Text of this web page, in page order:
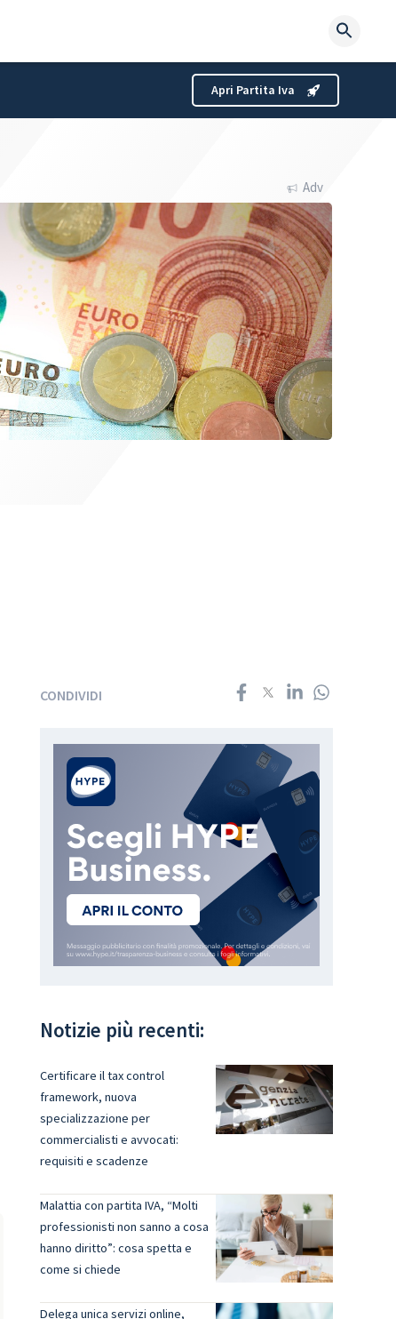
Apri Partita Iva
Adv
CONDIVIDI
Notizie più recenti:
Certificare il tax control
framework, nuova
specializzazione per
commercialisti e avvocati:
requisiti e scadenze
Malattia con partita IVA, “Molti
professionisti non sanno a cosa
hanno diritto”: cosa spetta e
come si chiede
Delega unica servizi online,